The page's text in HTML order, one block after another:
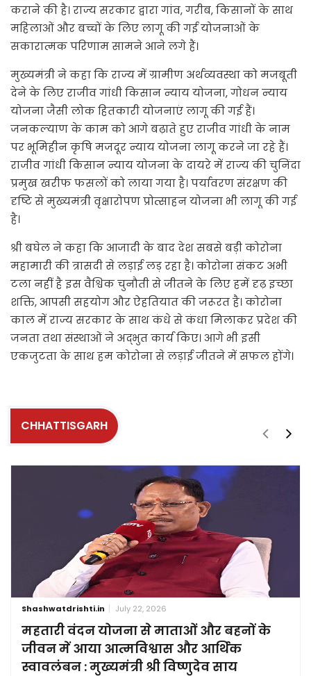
कराने की है। राज्य सरकार द्वारा गांव, गरीब, किसानों के साथ
महिलाओं और बच्चों के लिए लागू की गई योजनाओं के
सकारात्मक परिणाम सामने आने लगे हैं।
मुख्यमंत्री ने कहा कि राज्य में ग्रामीण अर्थव्यवस्था को मजबूती
देने के लिए राजीव गांधी किसान न्याय योजना, गोधन न्याय
योजना जैसी लोक हितकारी योजनाएं लागू की गई हैं।
जनकल्याण के काम को आगे बढ़ाते हुए राजीव गांधी के नाम
पर भूमिहीन कृषि मजदूर न्याय योजना लागू करने जा रहे हैं।
राजीव गांधी किसान न्याय योजना के दायरे में राज्य की चुनिंदा
प्रमुख खरीफ फसलों को लाया गया है। पर्यावरण संरक्षण की
दृष्टि से मुख्यमंत्री वृक्षारोपण प्रोत्साहन योजना भी लागू की गई
है।
श्री बघेल ने कहा कि आजादी के बाद देश सबसे बड़ी कोरोना
महामारी की त्रासदी से लड़ाई लड़ रहा है। कोरोना संकट अभी
टला नहीं है इस वैश्विक चुनौती से जीतने के लिए हमें दृढ़ इच्छा
शक्ति, आपसी सहयोग और ऐहतियात की जरूरत है। कोरोना
काल में राज्य सरकार के साथ कंधे से कंधा मिलाकर प्रदेश की
जनता तथा संस्थाओं ने अद्भुत कार्य किए। आगे भी इसी
एकजुटता के साथ हम कोरोना से लड़ाई जीतने में सफल होंगे।
CHHATTISGARH
Shashwatdrishti.in July 22, 2026
महतारी वंदन योजना से माताओं और बहनों के
जीवन में आया आत्मविश्वास और आर्थिक
स्वावलंबन : मुख्यमंत्री श्री विष्णुदेव साय